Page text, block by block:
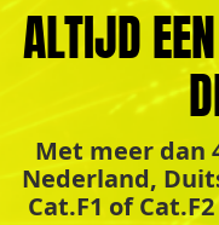
ALTIJD
Met meer dan
Nederland,
Cat.F1 of